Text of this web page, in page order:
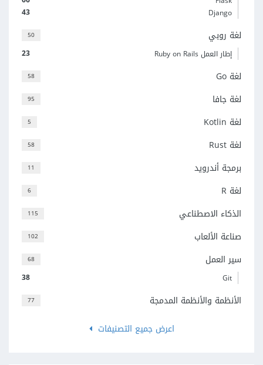
43
Django
50 لغة روبي
23 إطار العمل Ruby on Rails
58 لغة Go
95 لغة جافا
5 لغة Kotlin
58 لغة Rust
11 برمجة أندرويد
6 لغة R
115 الذكاء الاصطناعي
102 صناعة الألعاب
68 سير العمل
38 Git
77
الأنظمة والأنظمة المدمجة
اعرض جميع التصنيفات